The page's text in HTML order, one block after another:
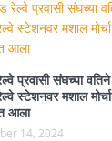
प्रवासी संघच्या वतिने
स्टेशनवर मशाल मोर्चा
आला
14, 2024